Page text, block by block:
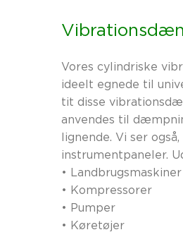
Vores cylindriske
ideelt egnede til
tit disse
anvendes til
lignende. Vi ser
instrumentpaneler.
• Landbrugsmaskiner
• Kompressorer
• Pumper
• Køretøjer